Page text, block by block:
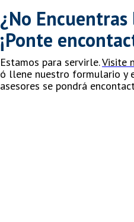
Llaves Stillson y Perico
Cucharas y Espátulas
Llanas y Rayadores
Desarmadores
¿No
¡Ponte
Estamos para servirle.Visite
ó llene nuestro formulario y
asesores se pondrá